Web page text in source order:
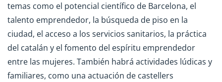
temas como el potencial científico de Barcelona, el
talento emprendedor, la búsqueda de piso en la
ciudad, el acceso a los servicios sanitarios, la práctica
del catalán y el fomento del espíritu emprendedor
entre las mujeres. También habrá actividades lúdicas y
familiares, como una actuación de castellers